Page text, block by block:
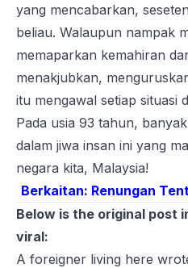
yang mencabarkan,
beliau. Walaupun nampak
memaparkan kemahiran
menakjubkan,
itu mengawal setiap situasi
Pada usia 93 tahun,
dalam jiwa insan ini yang
negara kita, Malaysia!
Berkaitan: Renungan
Below is the original post
viral:
A foreigner living here